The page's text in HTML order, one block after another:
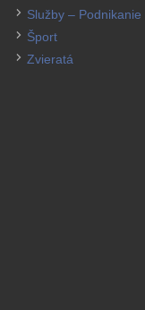
Služby – Podnikanie
Šport
Zvieratá